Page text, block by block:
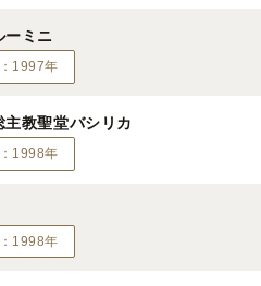
ーミニ
1997年
教聖堂バシリカ
1998年
1998年